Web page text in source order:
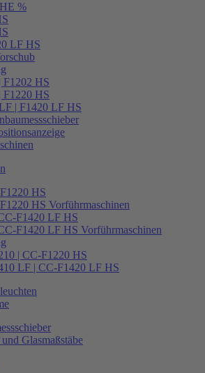
%
LF HS
F1202 HS
F1220 HS
| F1420 LF HS
HS
HS Vorführmaschinen
F1420 LF HS
F1420 LF HS Vorführmaschinen
| CC-F1220 HS
LF | CC-F1420 LF HS
Glasmaßstäbe